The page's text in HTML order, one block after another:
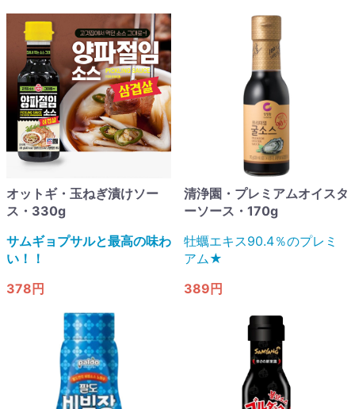
オットギ・玉ねぎ漬けソー
ス・330g
サムギョプサルと最高の味わ
い！！
378円
清浄園・プレミアムオイスタ
ーソース・170g
牡蠣エキス90.4％のプレミ
アム★
389円